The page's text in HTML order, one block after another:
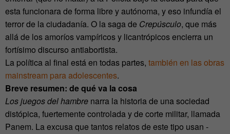
esta funcionara de forma libre y autónoma, y eso infundía el
terror de la ciudadanía. O la saga de Crepúsculo, que más
allá de los amoríos vampíricos y licantrópicos encierra un
fortísimo discurso antiabortista.
La política al final está en todas partes, también en las obras
mainstream para adolescentes.
Breve resumen: de qué va la cosa
Los juegos del hambre narra la historia de una sociedad
distópica, fuertemente controlada y de corte militar, llamada
Panem. La excusa que tantos relatos de este tipo usan -